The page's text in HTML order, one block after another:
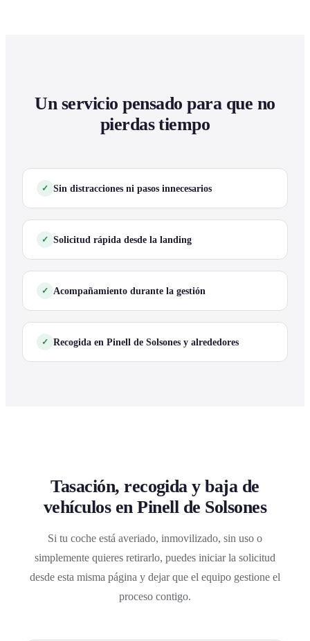
Un servicio pensado para que no
pierdas tiempo
Sin distracciones ni pasos innecesarios
Solicitud rápida desde la landing
Acompañamiento durante la gestión
Recogida en Pinell de Solsones y alrededores
Tasación, recogida y baja de
vehículos en Pinell de Solsones
Si tu coche está averiado, inmovilizado, sin uso o
simplemente quieres retirarlo, puedes iniciar la solicitud
desde esta misma página y dejar que el equipo gestione el
proceso contigo.